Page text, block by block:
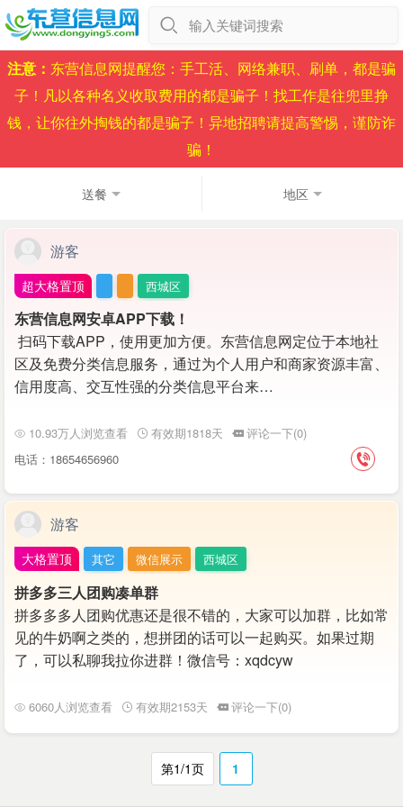
输入关键词搜索
注意： 东营信息网提醒您：手工活、网络兼职、刷单，都是骗
子！凡以各种名义收取费用的都是骗子！找工作是往兜里挣
钱，让你往外掏钱的都是骗子！异地招聘请提高警惕，谨防诈
骗！
送餐 地区
游客
超大格置顶 西城区
东营信息网安卓APP下载！
扫码下载APP，使用更加方便。东营信息网定位于本地社
区及免费分类信息服务，通过为个人用户和商家资源丰富、
信用度高、交互性强的分类信息平台来…
10.93万人浏览查看 有效期1818天
评论一下(0)
电话：18654656960
游客
大格置顶 其它 微信展示 西城区
拼多多三人团购凑单群
拼多多多人团购优惠还是很不错的，大家可以加群，比如常
见的牛奶啊之类的，想拼团的话可以一起购买。如果过期
了，可以私聊我拉你进群！微信号：xqdcyw
6060人浏览查看 有效期2153天 评论一下(0)
第1/1页 1